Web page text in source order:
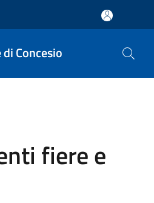
Concesio
fiere e